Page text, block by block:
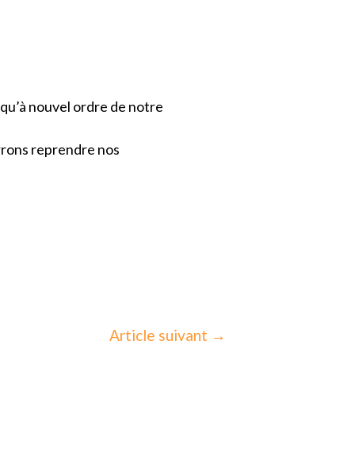
nouvel ordre de notre
reprendre nos
Article suivant →